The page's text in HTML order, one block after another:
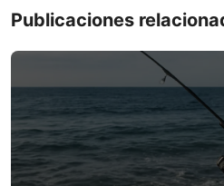
n
a
v
i
g
Publicaciones